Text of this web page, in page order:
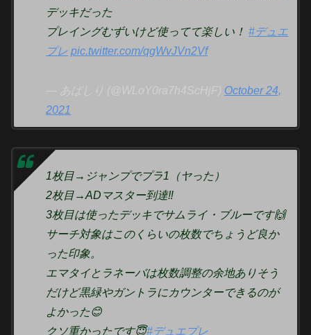
デッキだった
プレイングむずいけど使ってて楽しい！#デュエ
プレ pic.twitter.com/qgWvJVn2Vf
— あばしり (@WLoY0ra7h4ScHjF) October 24,
2021
1枚目→ジャンプでプラ1（ヤった）
2枚目→ADマスター到達‼️
3枚目は使ったデッキでサムライ・ブルーです🙌
サーチ対象はこのくらいの枚数でちょうど良か
った印象。
エマタイとラネーバは枚数調整の余地ありそう
だけど黒緑やガントラにカウンターできるのが
よかった😊
クソ重かったです😇#デュエプレ